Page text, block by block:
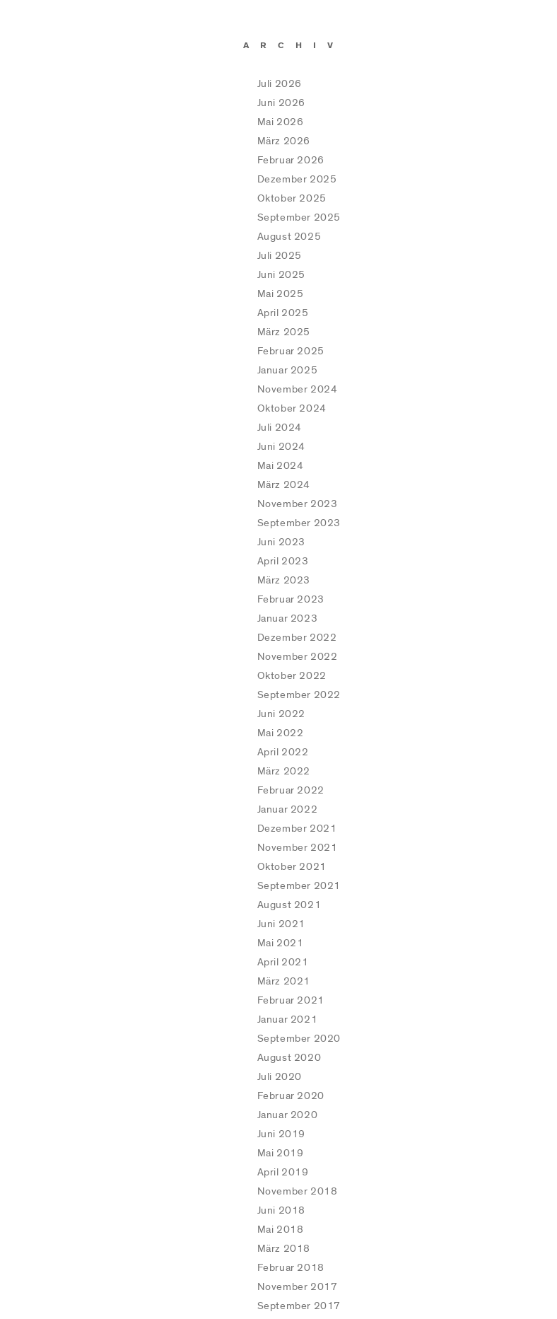
ARCHIV
Juli 2026
Juni 2026
Mai 2026
März 2026
Februar 2026
Dezember 2025
Oktober 2025
September 2025
August 2025
Juli 2025
Juni 2025
Mai 2025
April 2025
März 2025
Februar 2025
Januar 2025
November 2024
Oktober 2024
Juli 2024
Juni 2024
Mai 2024
März 2024
November 2023
September 2023
Juni 2023
April 2023
März 2023
Februar 2023
Januar 2023
Dezember 2022
November 2022
Oktober 2022
September 2022
Juni 2022
Mai 2022
April 2022
März 2022
Februar 2022
Januar 2022
Dezember 2021
November 2021
Oktober 2021
September 2021
August 2021
Juni 2021
Mai 2021
April 2021
März 2021
Februar 2021
Januar 2021
September 2020
August 2020
Juli 2020
Februar 2020
Januar 2020
Juni 2019
Mai 2019
April 2019
November 2018
Juni 2018
Mai 2018
März 2018
Februar 2018
November 2017
September 2017